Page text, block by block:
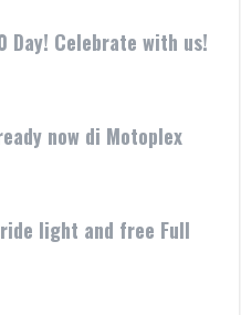
Day! Celebrate with us!
now di Motoplex
light and free Full